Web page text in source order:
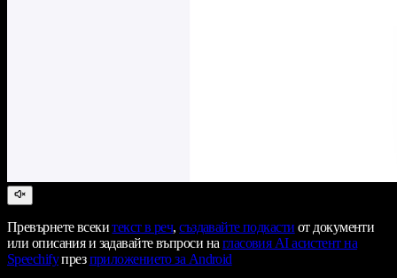
Превърнете всекитекст в реч,създавайте подкасти от документи
или описания и задавайте въпроси нагласовия AI асистент на
Speechifyпрезприложението за Android